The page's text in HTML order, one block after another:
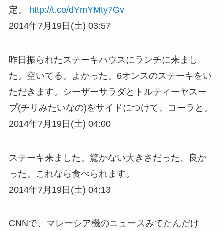
定。 http://t.co/dYmYMty7Gv
2014年7月19日(土) 03:57
昨日振られたステーキハウスにランチに来まし
た。空いてる。よかった。6オンスのステーキをい
ただきます。シーザーサラダとトルティーヤスー
プ(チリみたいなの)をサイドにつけて、コーラと。
2014年7月19日(土) 04:00
ステーキ来ました。驚かない大きさだった、良か
った。これなら食べられます。
2014年7月19日(土) 04:13
CNNで、マレーシア機のニュースみてたんだけ